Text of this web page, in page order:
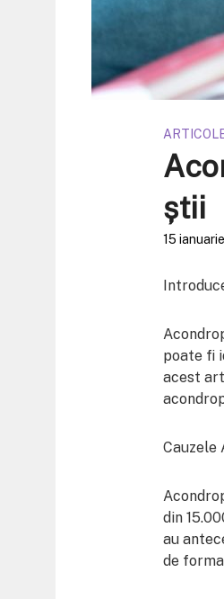
știi
15
poate fi
acest
Cauzele
din
au
de